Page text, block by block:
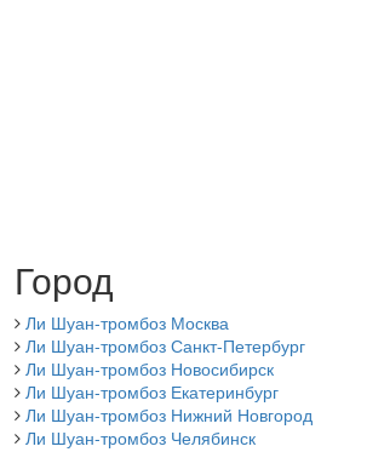
Город
Ли Шуан-тромбоз Москва
Ли Шуан-тромбоз Санкт-Петербург
Ли Шуан-тромбоз Новосибирск
Ли Шуан-тромбоз Екатеринбург
Ли Шуан-тромбоз Нижний Новгород
Ли Шуан-тромбоз Челябинск